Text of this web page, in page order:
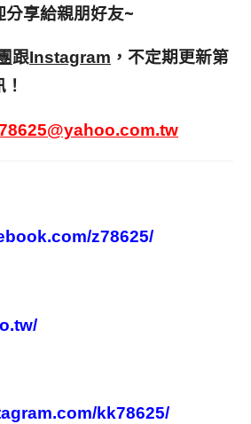
享給親朋好友~
跟Instagram ，不定期更新第
z78625/
kk78625/